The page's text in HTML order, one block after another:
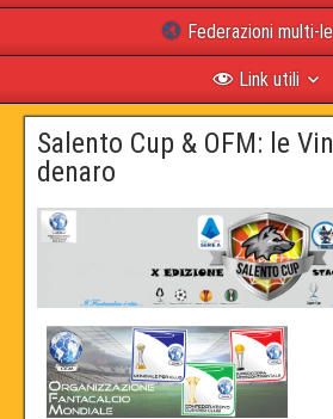
Federazioni multi-
Link utili
Salento Cup & OFM: le
denaro